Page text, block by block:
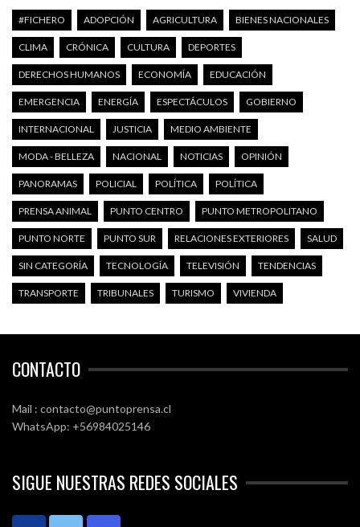
#FICHERO ADOPCIÓN AGRICULTURA BIENES NACIONALES
CLIMA CRÓNICA CULTURA DEPORTES
DERECHOS HUMANOS ECONOMÍA EDUCACIÓN
EMERGENCIA ENERGÍA ESPECTÁCULOS GOBIERNO
INTERNACIONAL JUSTICIA MEDIO AMBIENTE
MODA - BELLEZA NACIONAL NOTICIAS OPINIÓN
PANORAMAS POLICIAL POLÍTICA POLÍTICA
PRENSA ANIMAL PUNTO CENTRO PUNTO METROPOLITANO
PUNTO NORTE PUNTO SUR RELACIONES EXTERIORES SALUD
SIN CATEGORÍA TECNOLOGÍA TELEVISIÓN TENDENCIAS
TRANSPORTE TRIBUNALES TURISMO VIVIENDA
CONTACTO
Mail : contacto@puntoprensa.cl
WhatsApp: +56984025146
SIGUE NUESTRAS REDES SOCIALES